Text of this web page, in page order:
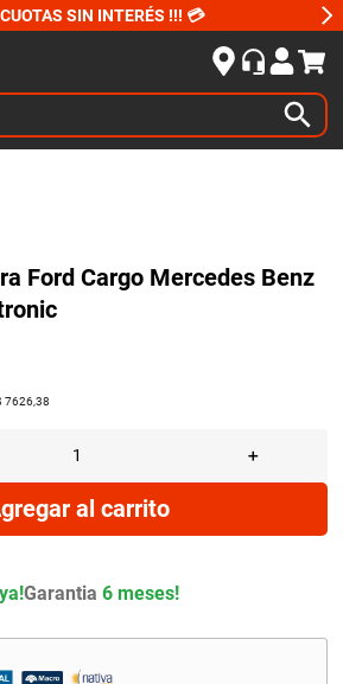
SIN INTERÉS !!! 💳
Ford Cargo Mercedes Benz
7626 38
＋
al carrito
Garantia 6 meses!